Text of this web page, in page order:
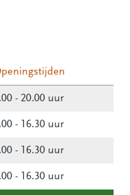
- 20.00 uur
- 16.30 uur
- 16.30 uur
- 16.30 uur